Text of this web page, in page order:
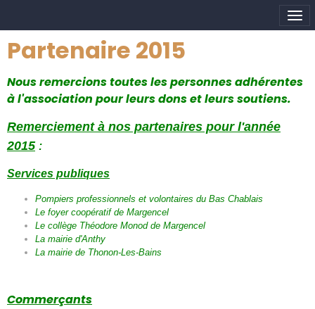
Partenaire 2015
Nous remercions toutes les personnes adhérentes
à l'association pour leurs dons et leurs soutiens.
Remerciement à nos partenaires pour l'année
2015 :
Services publiques
Pompiers professionnels et volontaires du Bas Chablais
Le foyer coopératif de Margencel
Le collège Théodore Monod de Margencel
La mairie d'Anthy
La mairie de Thonon-Les-Bains
Commerçants